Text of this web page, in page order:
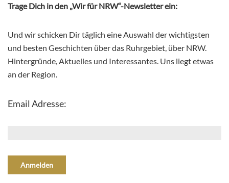
Trage Dich in den „Wir für NRW“-Newsletter ein:
Und wir schicken Dir täglich eine Auswahl der wichtigsten
und besten Geschichten über das Ruhrgebiet, über NRW.
Hintergründe, Aktuelles und Interessantes. Uns liegt etwas
an der Region.
Email Adresse: